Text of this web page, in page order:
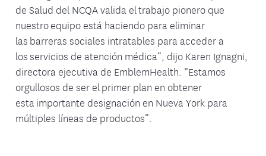
de Salud del NCQA valida el trabajo pionero que
nuestro equipo está haciendo para eliminar
las barreras sociales intratables para acceder a
los servicios de atención médica”, dijo Karen Ignagni,
directora ejecutiva de EmblemHealth. “Estamos
orgullosos de ser el primer plan en obtener
esta importante designación en Nueva York para
múltiples líneas de productos”.